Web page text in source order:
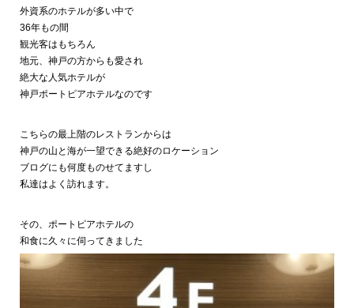
外資系のホテルが多い中で
36年もの間
観光客はもちろん
地元、神戸の方からも愛され
絶大な人気ホテルが
神戸ポートピアホテルなのです
こちらの最上階のレストランからは
神戸の山と海が一望できる絶好のロケーション
ブログにも何度ものせてますし
私達はよく訪れます。
その、ポートピアホテルの
和食に久々に伺ってきました